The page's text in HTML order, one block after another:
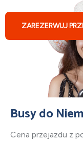
ZAREZERWUJ
Busy do
Cena przejazdu z